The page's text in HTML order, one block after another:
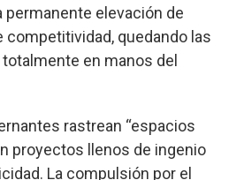
permanente elevación de
competitividad, quedando las
en manos del
rastrean “espacios
proyectos llenos de ingenio
La compulsión por el